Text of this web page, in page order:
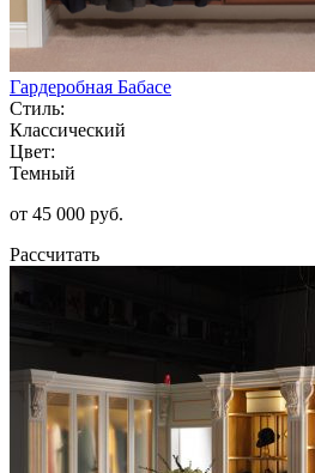
Гардеробная Бабасе
Стиль:
Классический
Цвет:
Темный
от 45 000 руб.
Рассчитать